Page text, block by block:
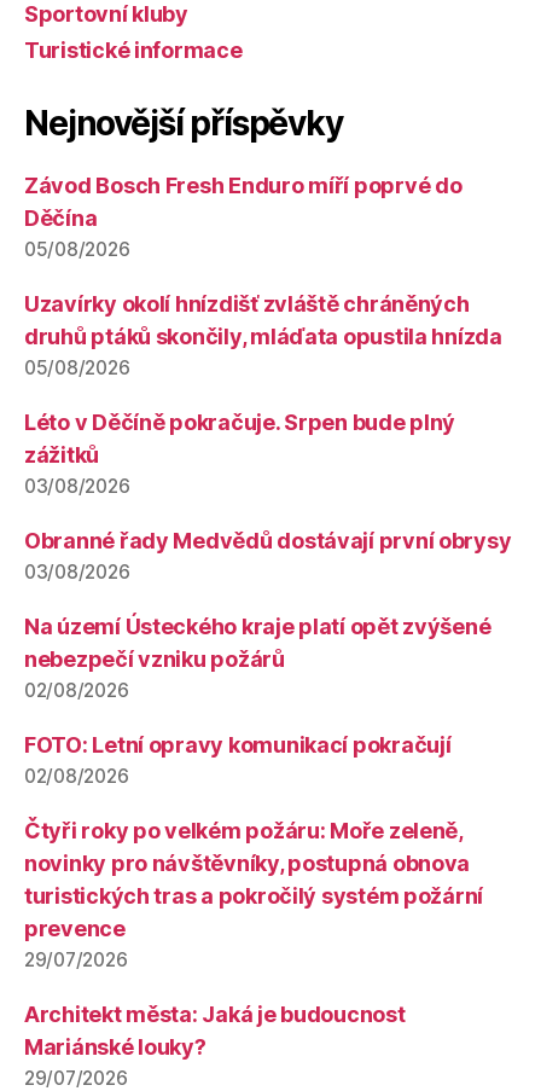
Sportovní kluby
Turistické informace
Nejnovější příspěvky
Závod Bosch Fresh Enduro míří poprvé do
Děčína
05/08/2026
Uzavírky okolí hnízdišť zvláště chráněných
druhů ptáků skončily, mláďata opustila hnízda
05/08/2026
Léto v Děčíně pokračuje. Srpen bude plný
zážitků
03/08/2026
Obranné řady Medvědů dostávají první obrysy
03/08/2026
Na území Ústeckého kraje platí opět zvýšené
nebezpečí vzniku požárů
02/08/2026
FOTO: Letní opravy komunikací pokračují
02/08/2026
Čtyři roky po velkém požáru: Moře zeleně,
novinky pro návštěvníky, postupná obnova
turistických tras a pokročilý systém požární
prevence
29/07/2026
Architekt města: Jaká je budoucnost
Mariánské louky?
29/07/2026